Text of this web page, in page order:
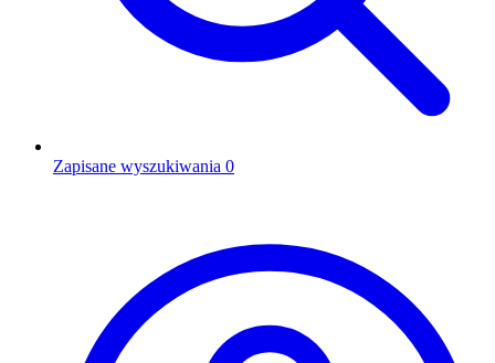
Zapisane wyszukiwania 0